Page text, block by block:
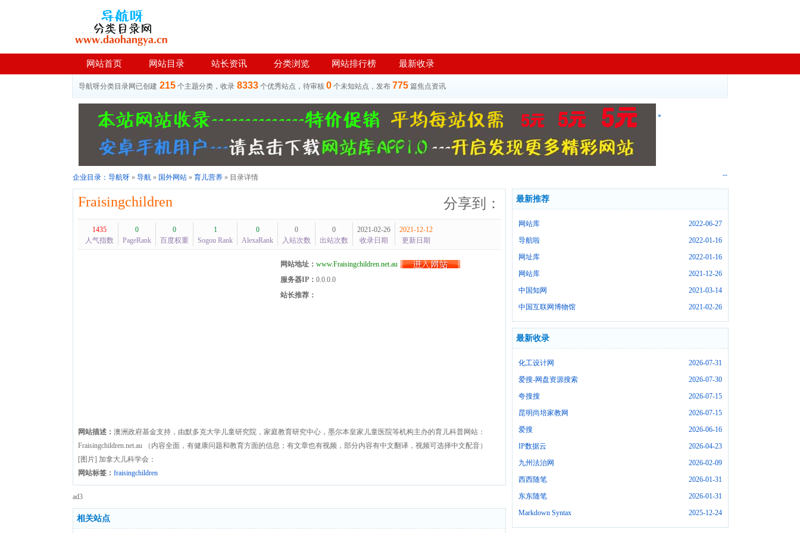
网站首页 网站目录 站长资讯 分类浏览 网站排行榜 最新收录
导航呀分类目录网已创建 215 个主题分类，收录 8333 个优秀站点，待审核 0 个未知站点，发布 775 篇焦点资讯
*
--
企业目录： 导航呀 » 导航 » 国外网站 » 育儿营养 » 目录详情
分享到：
Fraisingchildren
1435
人气指数
0
PageRank
0
百度权重
1
Sogou Rank
0
AlexaRank
0
入站次数
0
出站次数
2021-02-26
收录日期
2021-12-12
更新日期
网站地址： www.Fraisingchildren.net.au
服务器IP： 0.0.0.0
站长推荐：
网站描述： 澳洲政府基金支持，由默多克大学儿童研究院，家庭教育研究中心，墨尔本皇家儿童医院等机构主办的育儿科普网站：
Fraisingchildren.net.au （内容全面，有健康问题和教育方面的信息；有文章也有视频，部分内容有中文翻译，视频可选择中文配音）
[图片] 加拿大儿科学会：
网站标签： fraisingchildren
ad3
相关站点
最新推荐
2022-06-27
网站库
2022-01-16
导航啦
2022-01-16
网址库
2021-12-26
网站库
2021-03-14
中国知网
2021-02-26
中国互联网博物馆
最新收录
2026-07-31
化工设计网
2026-07-30
爱搜-网盘资源搜索
2026-07-15
夸搜搜
2026-07-15
昆明尚培家教网
2026-06-16
爱搜
2026-04-23
IP数据云
2026-02-09
九州法治网
2026-01-31
西西随笔
2026-01-31
东东随笔
2025-12-24
Markdown Syntax